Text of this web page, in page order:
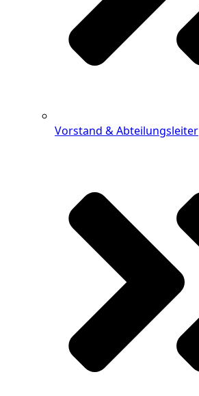
Vorstand & Abteilungsleiter